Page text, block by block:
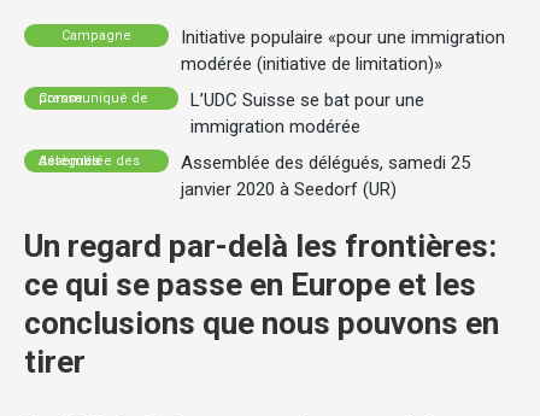
Campagne
Initiative populaire «pour une immigration
modérée (initiative de limitation)»
Communiqué de presse
L’UDC Suisse se bat pour une
immigration modérée
Assemblée des délégués
Assemblée des délégués, samedi 25
janvier 2020 à Seedorf (UR)
Un regard par-delà les frontières:
ce qui se passe en Europe et les
conclusions que nous pouvons en
tirer